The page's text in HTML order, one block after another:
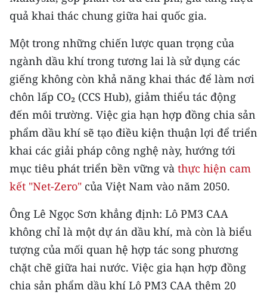
quả khai thác chung giữa hai quốc gia.
Một trong những chiến lược quan trọng của
ngành dầu khí trong tương lai là sử dụng các
giếng không còn khả năng khai thác để làm nơi
chôn lấp CO₂ (CCS Hub), giảm thiểu tác động
đến môi trường. Việc gia hạn hợp đồng chia sản
phẩm dầu khí sẽ tạo điều kiện thuận lợi để triển
khai các giải pháp công nghệ này, hướng tới
mục tiêu phát triển bền vững và thực hiện cam
kết "Net-Zero" của Việt Nam vào năm 2050.
Ông Lê Ngọc Sơn khẳng định: Lô PM3 CAA
không chỉ là một dự án dầu khí, mà còn là biểu
tượng của mối quan hệ hợp tác song phương
chặt chẽ giữa hai nước. Việc gia hạn hợp đồng
chia sản phẩm dầu khí Lô PM3 CAA thêm 20